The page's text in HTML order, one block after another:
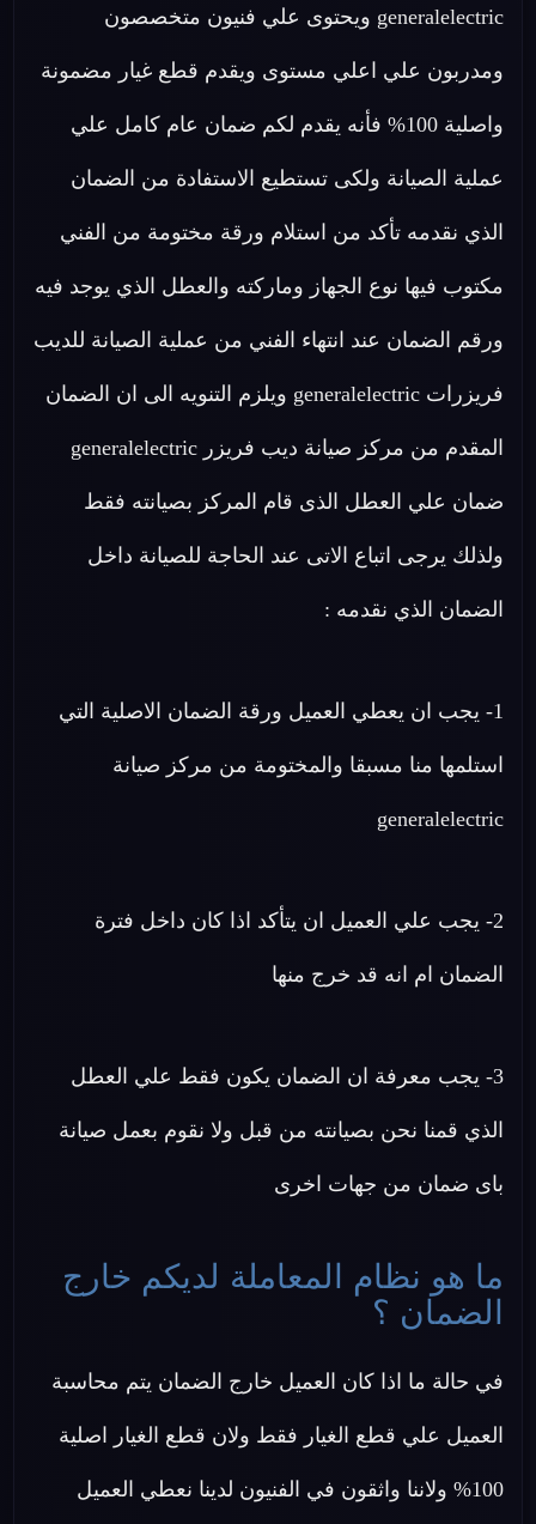
generalelectric ويحتوى علي فنيون متخصصون
ومدربون علي اعلي مستوى ويقدم قطع غيار مضمونة
واصلية 100% فأنه يقدم لكم ضمان عام كامل علي
عملية الصيانة ولكى تستطيع الاستفادة من الضمان
الذي نقدمه تأكد من استلام ورقة مختومة من الفني
مكتوب فيها نوع الجهاز وماركته والعطل الذي يوجد فيه
ورقم الضمان عند انتهاء الفني من عملية الصيانة للديب
فريزرات generalelectric ويلزم التنويه الى ان الضمان
المقدم من مركز صيانة ديب فريزر generalelectric
ضمان علي العطل الذى قام المركز بصيانته فقط
ولذلك يرجى اتباع الاتى عند الحاجة للصيانة داخل
الضمان الذي نقدمه :
1- يجب ان يعطي العميل ورقة الضمان الاصلية التي
استلمها منا مسبقا والمختومة من مركز صيانة
generalelectric
2- يجب علي العميل ان يتأكد اذا كان داخل فترة
الضمان ام انه قد خرج منها
3- يجب معرفة ان الضمان يكون فقط علي العطل
الذي قمنا نحن بصيانته من قبل ولا نقوم بعمل صيانة
باى ضمان من جهات اخرى
ما هو نظام المعاملة لديكم خارج
الضمان ؟
في حالة ما اذا كان العميل خارج الضمان يتم محاسبة
العميل علي قطع الغيار فقط ولان قطع الغيار اصلية
100% ولاننا واثقون في الفنيون لدينا نعطي العميل